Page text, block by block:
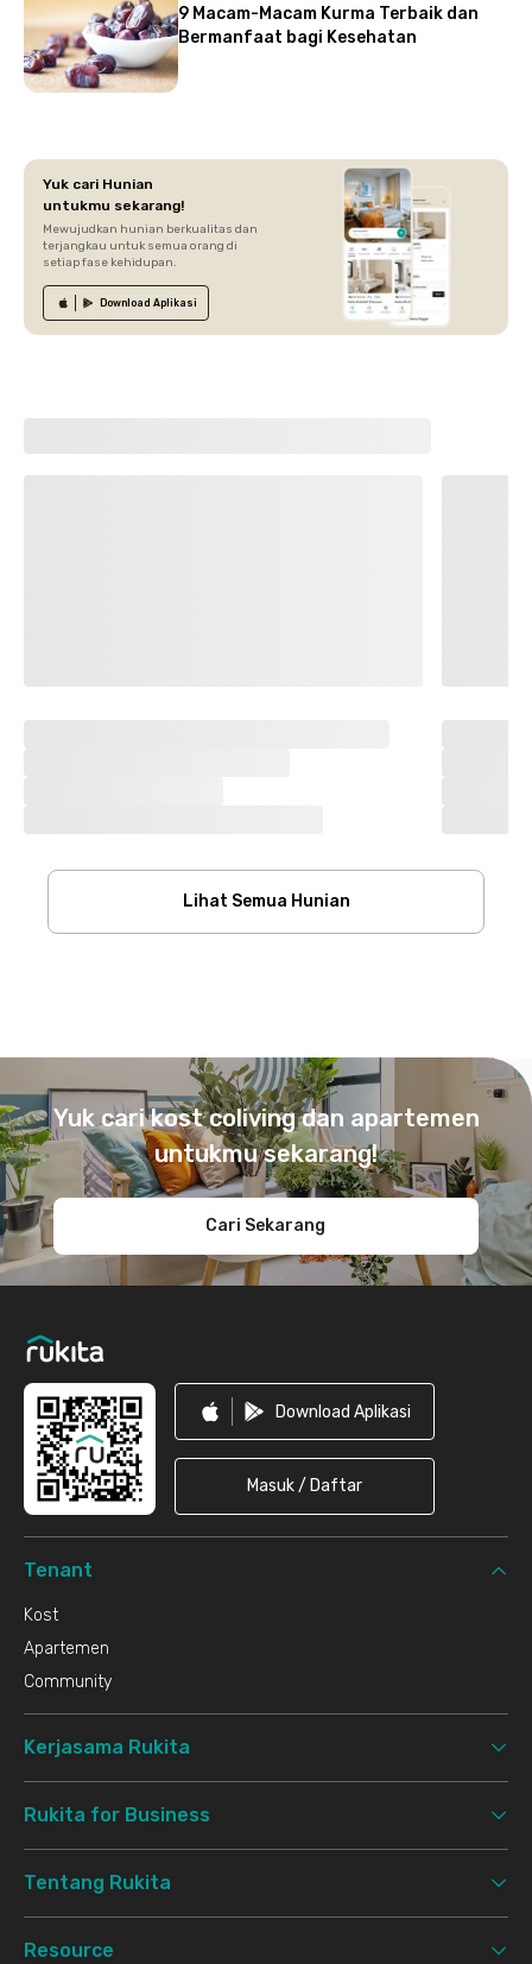
9 Macam-Macam Kurma Terbaik dan
Bermanfaat bagi Kesehatan
Yuk cari Hunian
untukmu sekarang!
Mewujudkan hunian berkualitas dan
terjangkau untuk semua orang di
setiap fase kehidupan.
Download Aplikasi
Lihat Semua Hunian
Yuk cari kost coliving dan apartemen
untukmu sekarang!
Cari Sekarang
Download Aplikasi
Masuk / Daftar
Tenant
Kost
Apartemen
Community
Kerjasama Rukita
Rukita for Business
Tentang Rukita
Resource